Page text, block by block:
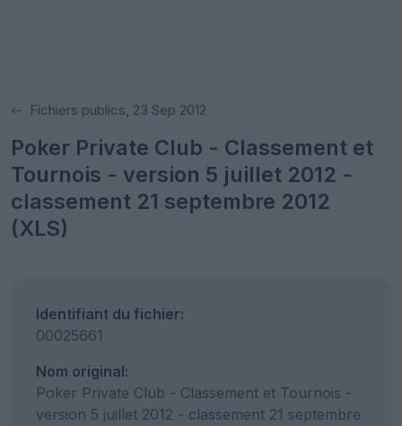
Fichiers publics, 23 Sep 2012
Poker Private Club - Classement et
Tournois - version 5 juillet 2012 -
classement 21 septembre 2012
(XLS)
Identifiant du fichier:
00025661
Nom original:
Poker Private Club - Classement et Tournois -
version 5 juillet 2012 - classement 21 septembre